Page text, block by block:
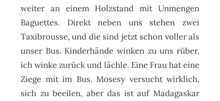
weiter an einem Holzstand mit Unmengen
Baguettes. Direkt neben uns stehen zwei
Taxibrousse, und die sind jetzt schon voller als
unser Bus. Kinderhände winken zu uns rüber,
ich winke zurück und lächle. Eine Frau hat eine
Ziege mit im Bus. Mosesy versucht wirklich,
sich zu beeilen, aber das ist auf Madagaskar